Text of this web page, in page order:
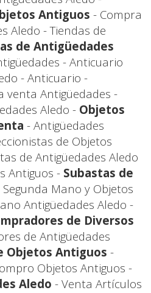
Antiguos - Compra
Aledo - Tiendas de
de Antigüedades
- Anticuario
- Anticuario -
venta Antigüedades -
Aledo - Objetos
- Antigüedades
de Objetos
de Antigüedades Aledo
Antiguos - Subastas de
Segunda Mano y Objetos
Antigüedades Aledo -
de Diversos
de Antigüedades
Objetos Antiguos -
Objetos Antiguos -
Aledo - Venta Artículos